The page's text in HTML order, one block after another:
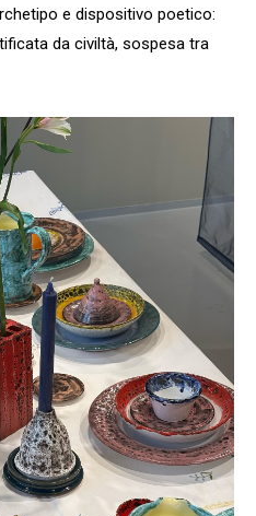
e dispositivo poetico:
da civiltà, sospesa tra